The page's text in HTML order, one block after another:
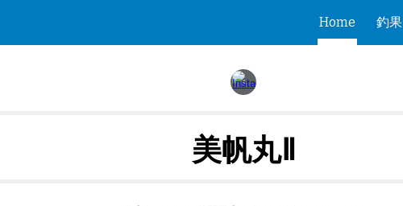
Skip to navigation
Home 釣果
美帆丸Ⅱ